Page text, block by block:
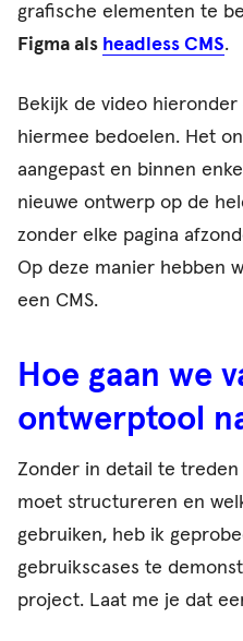
grafische elementen te
Figma als headless CMS.
Bekijk de video
hiermee bedoelen. Het
aangepast en binnen
nieuwe ontwerp op de
zonder elke pagina
Op deze manier hebben
een CMS.
Hoe gaan we
ontwerptool
Zonder in detail te
moet structureren en
gebruiken, heb ik
gebruikscases te
project. Laat me je dat